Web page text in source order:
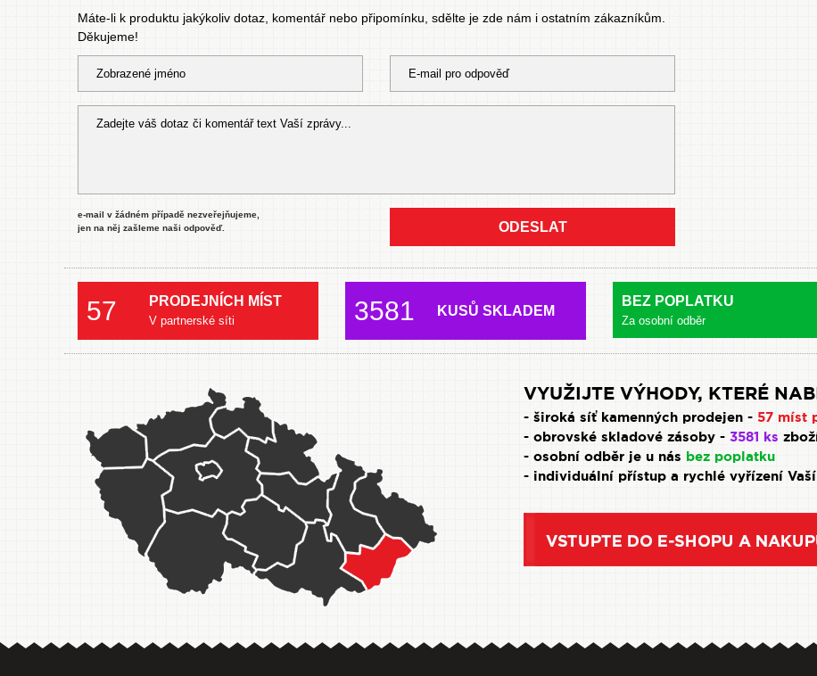
Máte-li k produktu jakýkoliv dotaz, komentář nebo připomínku, sdělte je zde nám i ostatním zákazníkům.
Děkujeme!
e-mail v žádném případě nezveřejňujeme,
jen na něj zašleme naši odpověď.
ODESLAT
57 PRODEJNÍCH MÍST
V partnerské síti 3581 KUSŮ SKLADEM
BEZ POPLATKU
Za osobní odběr
VYUŽIJTE VÝHODY, KTERÉ
- široká síť kamenných prodejen - 57 míst
- obrovské skladové zásoby - 3581 ks
- osobní odběr je u nás bez poplatku
- individuální přístup a rychlé vyřízení